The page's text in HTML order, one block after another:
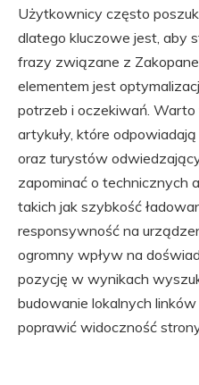
Użytkownicy często
dlatego kluczowe jest, aby
frazy związane z
elementem jest
potrzeb i oczekiwań.
artykuły, które
oraz turystów
zapominać o technicznych
takich jak szybkość
responsywność na
ogromny wpływ na
pozycję w wynikach
budowanie lokalnych
poprawić widoczność